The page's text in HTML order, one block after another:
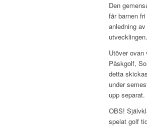
Den
får barnen
anledning
utvecklingen.
Utöver ovan
Påskgolf,
detta
under
upp separat.
OBS!
spelat golf